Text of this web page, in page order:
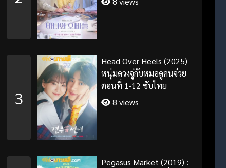
3
Head Over Heels (2025)
หนุ่มดวงจู๋กับหมอดูคนจ๋วย
ตอนที่ 1-12 ซับไทย
8 views
Pegasus Market (2019) :